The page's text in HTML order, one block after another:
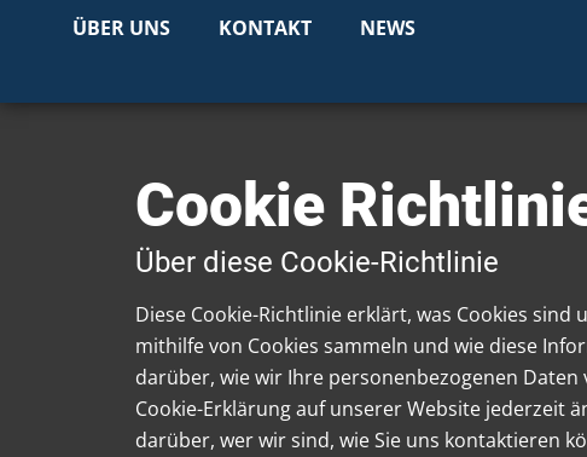
ÜBER UNS KONTAKT NEWS
Cookie
Über diese Cookie-Richtlinie
Diese Cookie-Richtlinie erklärt, was Cookies
mithilfe von Cookies sammeln und wie diese
darüber, wie wir Ihre personenbezogenen
Cookie-Erklärung auf unserer Website jederzeit
darüber, wer wir sind, wie Sie uns kontaktieren